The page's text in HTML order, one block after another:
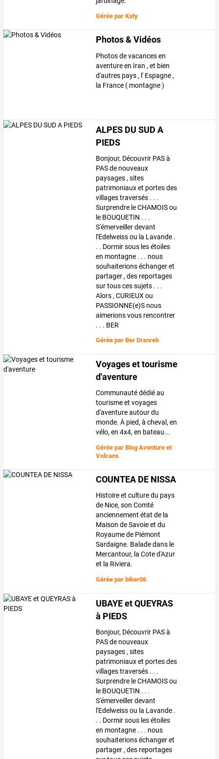
Gérée parKaty
Photos & Vidéos
Photos de vacances en
aventure en Iran , et bien
d'autres pays , l' Espagne ,
la France ( montagne )
ALPES DU SUD A
PIEDS
Bonjour, Découvrir PAS à
PAS de nouveaux
paysages , sites
patrimoniaux et portes des
villages traversés . . .
Surprendre le CHAMOIS ou
le BOUQUETIN . . .
S'émerveiller devant
l'Edelweiss ou la Lavande .
. . Dormir sous les étoiles
en montagne . . . nous
souhaiterions échanger et
partager , des reportages
sur tous ces sujets . . .
Alors , CURIEUX ou
PASSIONNE(e)S nous
aimerions vous rencontrer
. . . BER
Gérée parBer Dranreb
Voyages et tourisme
d'aventure
Communauté dédié au
tourisme et voyages
d'aventure autour du
monde. À pied, à cheval, en
vélo, en 4x4, en bateau...
Gérée parBlog Aventure et
Volcans
COUNTEA DE NISSA
Histoire et culture du pays
de Nice, son Comté
anciennement état de la
Maison de Savoie et du
Royaume de Piémont
Sardaigne. Balade dans le
Mercantour, la Cote d'Azur
et la Riviera.
Gérée par biker06
UBAYE et QUEYRAS
à PIEDS
Bonjour, Découvrir PAS à
PAS de nouveaux
paysages , sites
patrimoniaux et portes des
villages traversés . . .
Surprendre le CHAMOIS ou
le BOUQUETIN . . .
S'émerveiller devant
l'Edelweiss ou la Lavande .
. . Dormir sous les étoiles
en montagne . . . nous
souhaiterions échanger et
partager , des reportages